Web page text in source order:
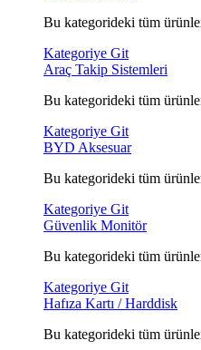
Bu kategorideki tüm
Kategoriye Git
Araç Takip Sistemleri
Bu kategorideki tüm
Kategoriye Git
BYD Aksesuar
Bu kategorideki tüm
Kategoriye Git
Güvenlik Monitör
Bu kategorideki tüm
Kategoriye Git
Hafıza Kartı / Harddisk
Bu kategorideki tüm